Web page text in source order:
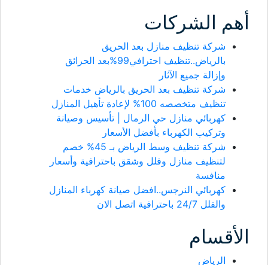
أهم الشركات
شركة تنظيف منازل بعد الحريق
بالرياض..تنظيف احترافي99%بعد الحرائق
وإزالة جميع الآثار
شركة تنظيف بعد الحريق بالرياض خدمات
تنظيف متخصصه 100% لإعادة تأهيل المنازل
كهربائي منازل حي الرمال | تأسيس وصيانة
وتركيب الكهرباء بأفضل الأسعار
شركة تنظيف وسط الرياض بـ 45% خصم
لتنظيف منازل وفلل وشقق باحترافية وأسعار
منافسة
كهربائي النرجس..افضل صيانة كهرباء المنازل
والفلل 24/7 باحترافية اتصل الان
الأقسام
الرياض